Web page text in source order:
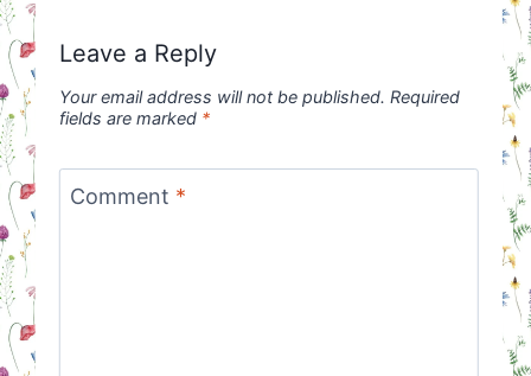
Leave a Reply
Your email address will not be published. Required
fields are marked *
Comment *